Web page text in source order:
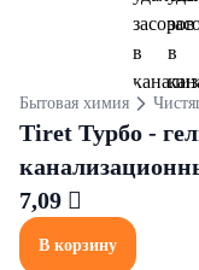
Бытовая химия
Tiret Турбо -
7,09 
В корзину